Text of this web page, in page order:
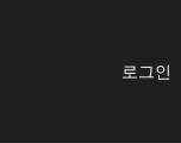
로그인